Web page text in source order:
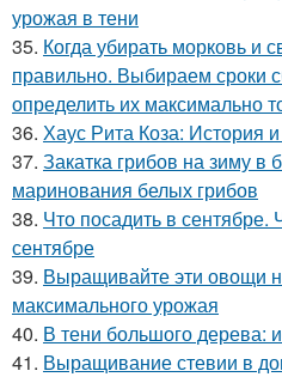
урожая в тени
35. Когда убирать морковь и
правильно. Выбираем сроки
определить их максимально
36. Хаус Рита Коза: История
37. Закатка грибов на зиму в
маринования белых грибов
38. Что посадить в сентябре.
сентябре
39. Выращивайте эти овощи
максимального урожая
40. В тени большого дерева:
41. Выращивание стевии в